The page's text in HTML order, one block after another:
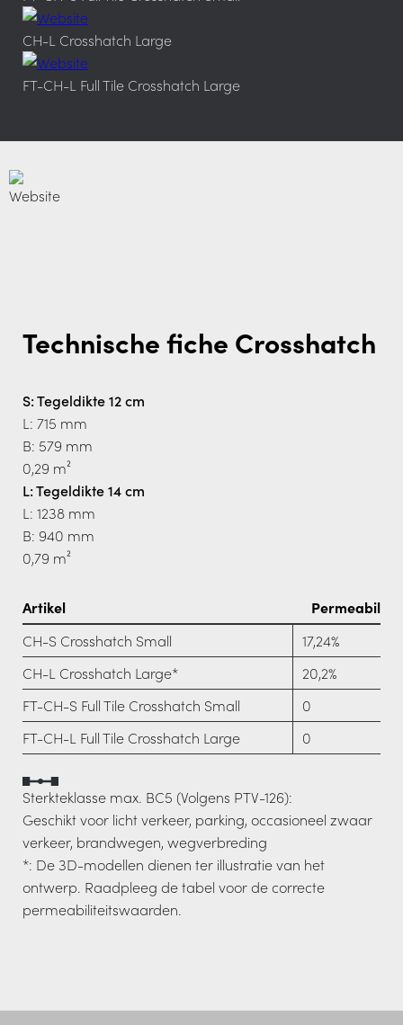
CH-L Crosshatch Large
FT-CH-L Full Tile Crosshatch Large
Technische fiche Crosshatch
S: Tegeldikte 12 cm
L: 715 mm
B: 579 mm
0,29 m²
L: Tegeldikte 14 cm
L: 1238 mm
B: 940 mm
0,79 m²
Artikel
CH-S Crosshatch Small
17,24%
CH-L Crosshatch Large*
20,2%
FT-CH-S Full Tile Crosshatch Small
0
FT-CH-L Full Tile Crosshatch Large
0
Sterkteklasse max. BC5 (Volgens PTV-126):
Geschikt voor licht verkeer, parking, occasioneel zwaar
verkeer, brandwegen, wegverbreding
*: De 3D-modellen dienen ter illustratie van het
ontwerp. Raadpleeg de tabel voor de correcte
permeabiliteitswaarden.